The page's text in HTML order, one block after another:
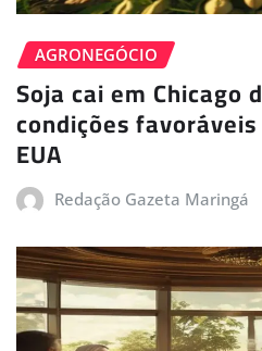
AGRONEGÓCIO
Soja cai em Chicago
condições
EUA
Redação Gazeta Maringá